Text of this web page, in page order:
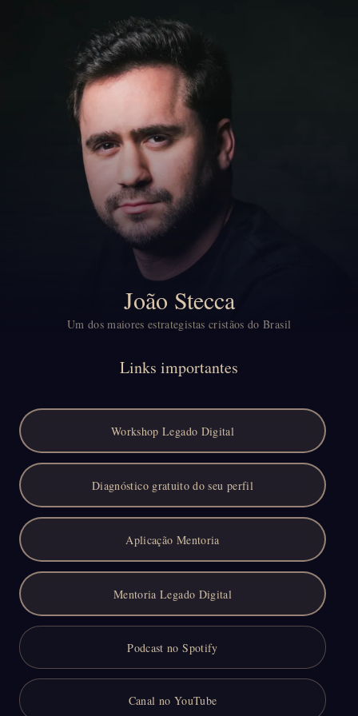
João Stecca
Um dos maiores estrategistas cristãos do Brasil
Links importantes
Workshop Legado Digital
Diagnóstico gratuito do seu perfil
Aplicação Mentoria
Mentoria Legado Digital
Podcast no Spotify
Canal no YouTube